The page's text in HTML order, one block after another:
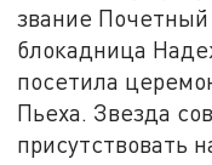
звание Почетный
блокадница
посетила
Пьеха. Звезда
присутствовать